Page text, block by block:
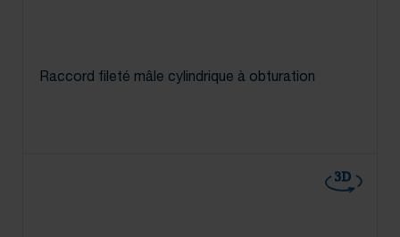
Raccord fileté mâle cylindrique à obturation
3D